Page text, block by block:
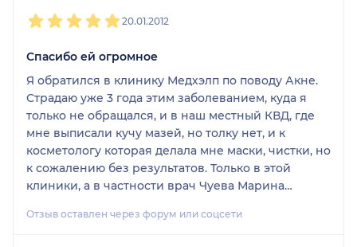
20.01.2012
Спасибо ей огромное
Я обратился в клинику Медхэлп по поводу Акне.
Страдаю уже 3 года этим заболеванием, куда я
только не обращался, и в наш местный КВД, где
мне выписали кучу мазей, но толку нет, и к
косметологу которая делала мне маски, чистки, но
к сожалению без результатов. Только в этой
клиники, а в частности врач Чуева Марина
есть искать сначала причину. Проведя
Отзыв оставлен через форум или соцсети